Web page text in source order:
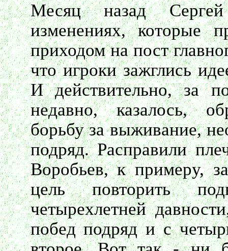
Месяц назад
изменениях, которые
приходом на пост
что игроки зажглись
И действительно, за
недавно, казалось,
борьбу за выживание,
подряд. Расправили
Воробьев, к примеру,
цель повторить
четырехлетней
побед подряд и с